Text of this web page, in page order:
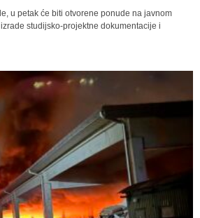
u petak će biti otvorene ponude na javnom
studijsko-projektne dokumentacije i